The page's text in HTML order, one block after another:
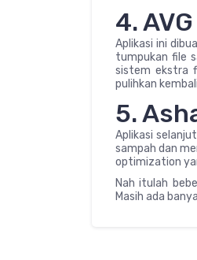
4.
Aplikasi ini
tumpukan file
sistem ekstra
pulihkan
5.
Aplikasi
sampah dan
optimization
Nah itulah
Masih ada